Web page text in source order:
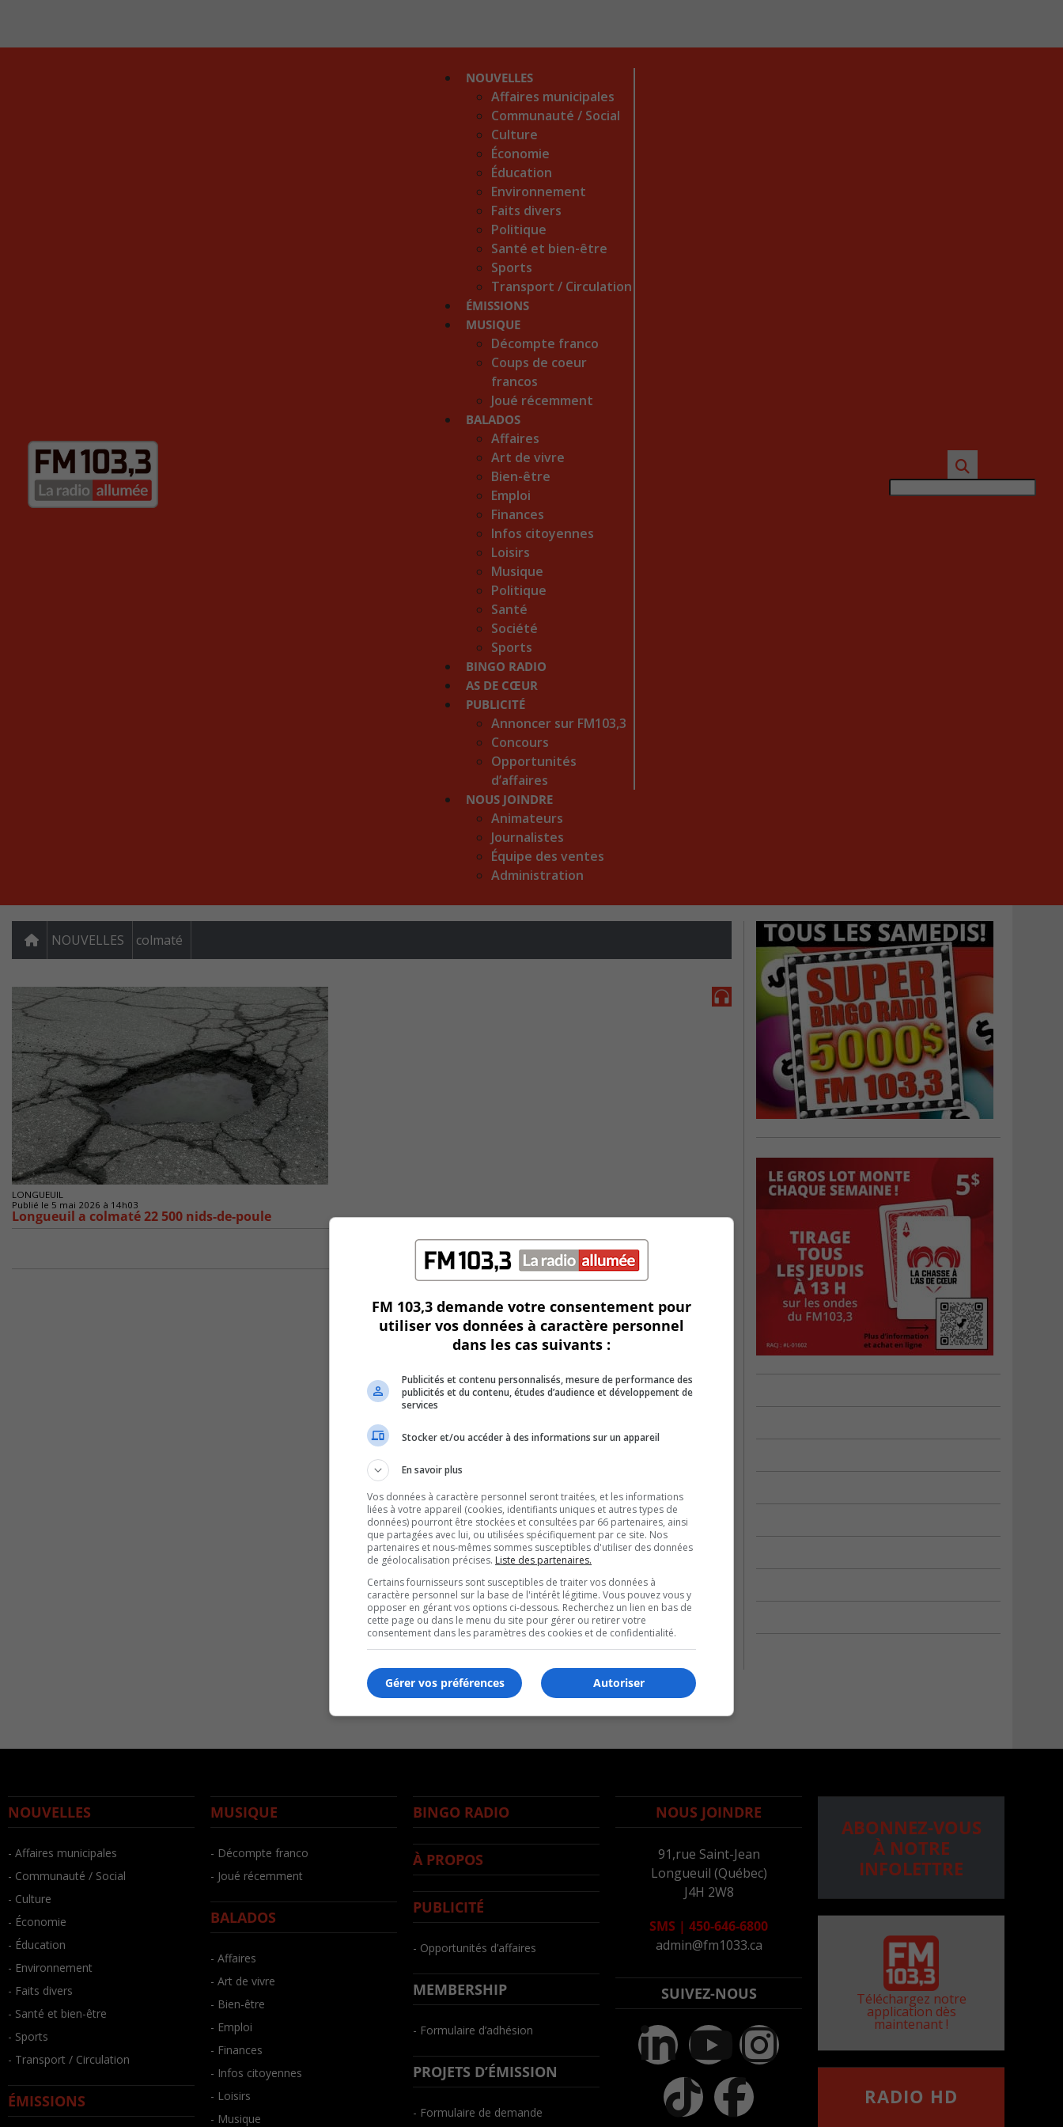
NOUVELLES
Affaires municipales
Communauté / Social
Culture
Économie
Éducation
Environnement
Faits divers
Politique
Santé et bien-être
Sports
Transport / Circulation
ÉMISSIONS
MUSIQUE
Décompte franco
Coups de coeur
francos
Joué récemment
BALADOS
Affaires
Art de vivre
Bien-être
Emploi
Finances
Infos citoyennes
Loisirs
Musique
Politique
Santé
Société
Sports
BINGO RADIO
AS DE CŒUR
PUBLICITÉ
Annoncer sur FM103,3
Concours
Opportunités
d’affaires
NOUS JOINDRE
Animateurs
Journalistes
Équipe des ventes
Administration
NOUVELLES colmaté
LONGUEUIL
Publié le 5 mai 2026 à 14h03
Longueuil a colmaté 22 500 nids-de-poule
NOUVELLES
- Affaires municipales
- Communauté / Social
- Culture
- Économie
- Éducation
- Environnement
- Faits divers
- Santé et bien-être
- Sports
- Transport / Circulation
ÉMISSIONS
MUSIQUE
- Décompte franco
- Joué récemment
BALADOS
- Affaires
- Art de vivre
- Bien-être
- Emploi
- Finances
- Infos citoyennes
- Loisirs
- Musique
BINGO RADIO
À PROPOS
PUBLICITÉ
- Opportunités d’affaires
MEMBERSHIP
- Formulaire d’adhésion
PROJETS D’ÉMISSION
- Formulaire de demande
NOUS JOINDRE
91,rue Saint-Jean
Longueuil (Québec)
J4H 2W8
SMS | 450-646-6800
admin@fm1033.ca
SUIVEZ-NOUS
ABONNEZ-VOUS
À NOTRE
INFOLETTRE
Téléchargez notre
application dès
maintenant !
RADIO HD
FM 103,3 demande votre consentement pour
utiliser vos données à caractère personnel
dans les cas suivants :
Publicités et contenu personnalisés, mesure de performance des
publicités et du contenu, études d’audience et développement de
services
Stocker et/ou accéder à des informations sur un appareil
En savoir plus
Vos données à caractère personnel seront traitées, et les informations
liées à votre appareil (cookies, identifiants uniques et autres types de
données) pourront être stockées et consultées par 66 partenaires, ainsi
que partagées avec lui, ou utilisées spécifiquement par ce site. Nos
partenaires et nous-mêmes sommes susceptibles d'utiliser des données
de géolocalisation précises. Liste des partenaires.
Certains fournisseurs sont susceptibles de traiter vos données à
caractère personnel sur la base de l'intérêt légitime. Vous pouvez vous y
opposer en gérant vos options ci-dessous. Recherchez un lien en bas de
cette page ou dans le menu du site pour gérer ou retirer votre
consentement dans les paramètres des cookies et de confidentialité.
Autoriser
Gérer vos préférences